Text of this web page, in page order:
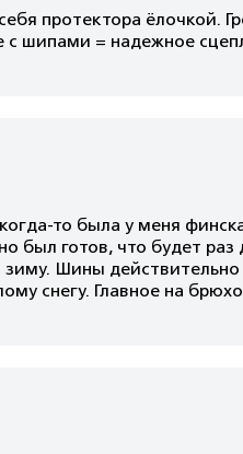
протектора ёлочкой.
с шипами = надежное
то была у меня
был готов, что будет
зиму. Шины
снегу. Главное на